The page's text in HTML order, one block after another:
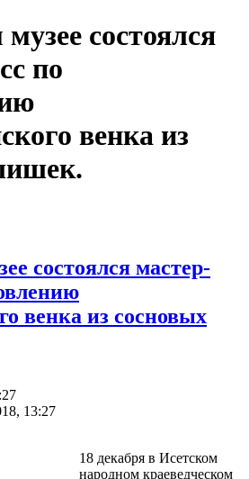
состоялся
по
венка из
состоялся мастер-
венка из сосновых
13:27
18 декабря в Исетском
народном краеведческом